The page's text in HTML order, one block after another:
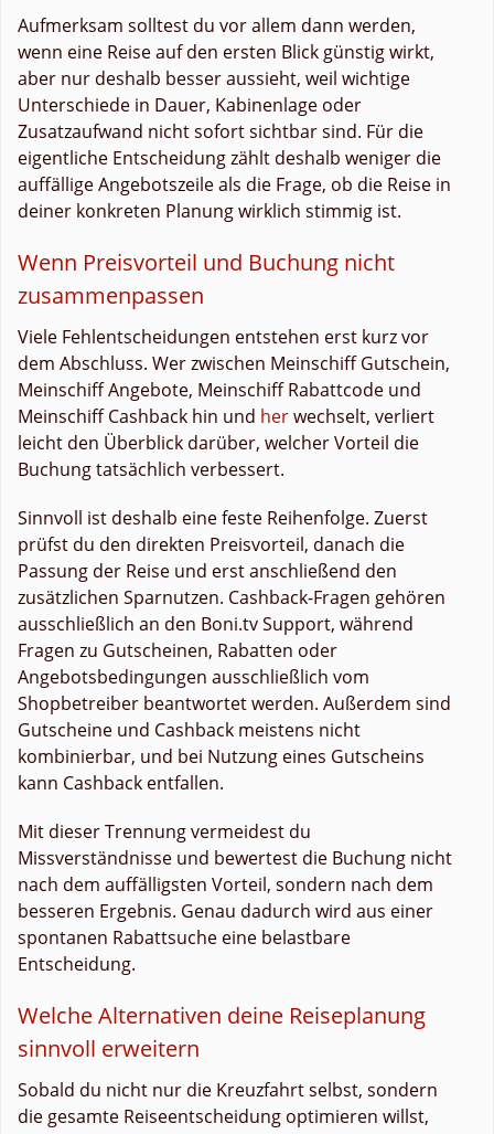
Aufmerksam solltest du vor allem dann werden,
wenn eine Reise auf den ersten Blick günstig wirkt,
aber nur deshalb besser aussieht, weil wichtige
Unterschiede in Dauer, Kabinenlage oder
Zusatzaufwand nicht sofort sichtbar sind. Für die
eigentliche Entscheidung zählt deshalb weniger die
auffällige Angebotszeile als die Frage, ob die Reise in
deiner konkreten Planung wirklich stimmig ist.
Wenn Preisvorteil und Buchung nicht
zusammenpassen
Viele Fehlentscheidungen entstehen erst kurz vor
dem Abschluss. Wer zwischen Meinschiff Gutschein,
Meinschiff Angebote, Meinschiff Rabattcode und
Meinschiff Cashback hin und herwechselt, verliert
leicht den Überblick darüber, welcher Vorteil die
Buchung tatsächlich verbessert.
Sinnvoll ist deshalb eine feste Reihenfolge. Zuerst
prüfst du den direkten Preisvorteil, danach die
Passung der Reise und erst anschließend den
zusätzlichen Sparnutzen. Cashback-Fragen gehören
ausschließlich an den Boni.tv Support, während
Fragen zu Gutscheinen, Rabatten oder
Angebotsbedingungen ausschließlich vom
Shopbetreiber beantwortet werden. Außerdem sind
Gutscheine und Cashback meistens nicht
kombinierbar, und bei Nutzung eines Gutscheins
kann Cashback entfallen.
Mit dieser Trennung vermeidest du
Missverständnisse und bewertest die Buchung nicht
nach dem auffälligsten Vorteil, sondern nach dem
besseren Ergebnis. Genau dadurch wird aus einer
spontanen Rabattsuche eine belastbare
Entscheidung.
Welche Alternativen deine Reiseplanung
sinnvoll erweitern
Sobald du nicht nur die Kreuzfahrt selbst, sondern
die gesamte Reiseentscheidung optimieren willst,